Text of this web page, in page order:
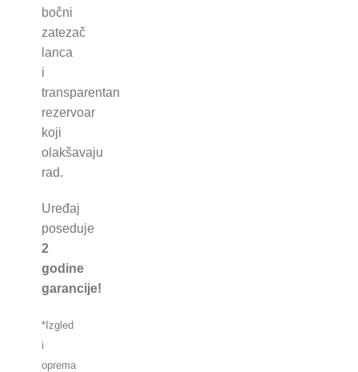
bočni
zatezač
lanca
i
transparentan
rezervoar
koji
olakšavaju
rad.
Uređaj
poseduje
2
godine
garancije!
*Izgled
i
oprema